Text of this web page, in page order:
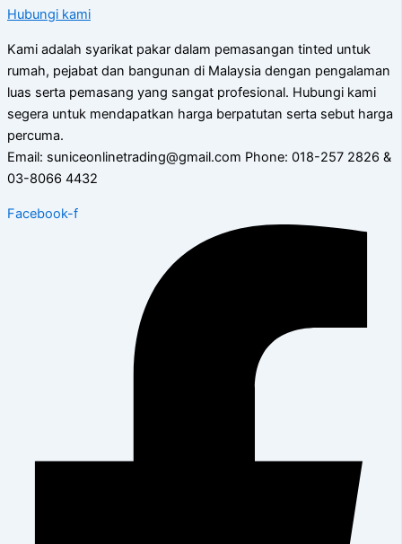
Hubungi kami
Kami adalah syarikat pakar dalam pemasangan tinted untuk
rumah, pejabat dan bangunan di Malaysia dengan pengalaman
luas serta pemasang yang sangat profesional. Hubungi kami
segera untuk mendapatkan harga berpatutan serta sebut harga
percuma.
Email: suniceonlinetrading@gmail.com Phone: 018-257 2826 &
03-8066 4432
Facebook-f